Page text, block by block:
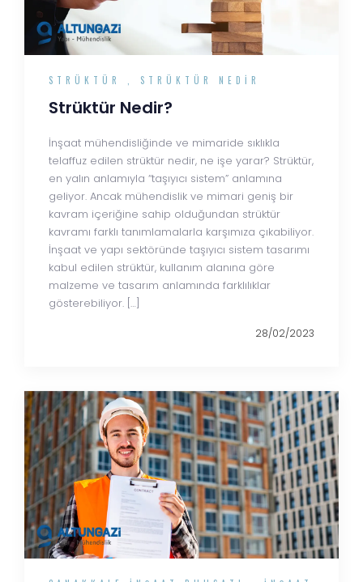
STRÜKTÜR STRÜKTÜR NEDIR
Strüktür Nedir?
İnşaat mühendisliğinde ve mimaride sıklıkla
telaffuz edilen strüktür nedir, ne işe yarar? Strüktür,
en yalın anlamıyla “taşıyıcı sistem” anlamına
geliyor. Ancak mühendislik ve mimari geniş bir
kavram içeriğine sahip olduğundan strüktür
kavramı farklı tanımlamalarla karşımıza çıkabiliyor.
İnşaat ve yapı sektöründe taşıyıcı sistem tasarımı
kabul edilen strüktür, kullanım alanına göre
malzeme ve tasarım anlamında farklılıklar
gösterebiliyor. […]
28/02/2023